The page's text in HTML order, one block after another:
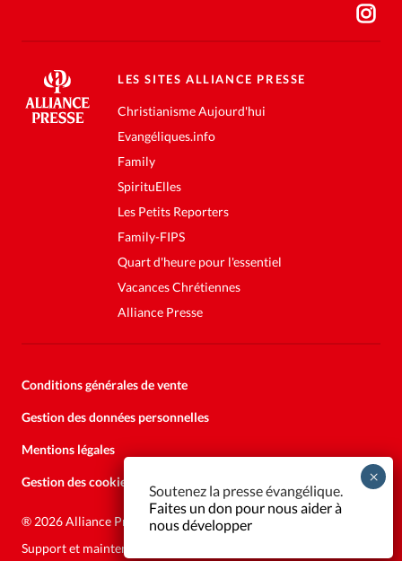
LES SITES ALLIANCE PRESSE
Christianisme Aujourd'hui
Evangéliques.info
Family
SpirituElles
Les Petits Reporters
Family-FIPS
Quart d'heure pour l'essentiel
Vacances Chrétiennes
Alliance Presse
Conditions générales de vente
Gestion des données personnelles
Mentions légales
Gestion des cookies
® 2026 Alliance Presse
Support et maintenance:
Soutenez la presse évangélique.
Faites un don pour nous aider à
nous développer